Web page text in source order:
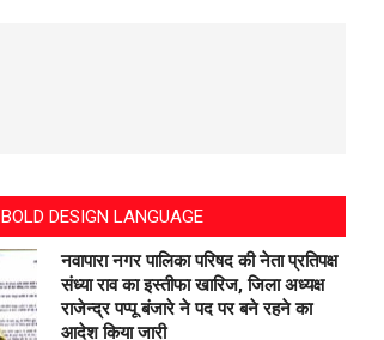
BOLD DESIGN LANGUAGE
नवापारा नगर पालिका परिषद की नेता प्रतिपक्ष
संध्या राव का इस्तीफा खारिज, जिला अध्यक्ष
राजेन्द्र पप्पू बंजारे ने पद पर बने रहने का
आदेश किया जारी